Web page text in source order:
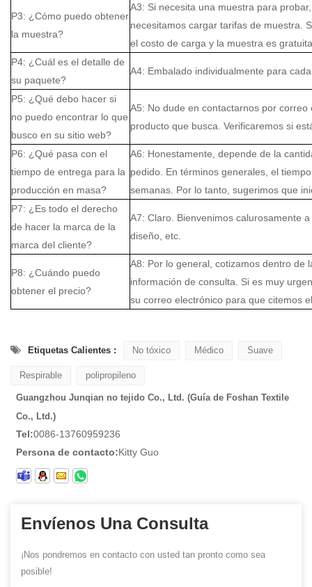
P3: ¿Cómo puedo obtener
la muestra?
A3: Si necesita una muestra para
necesitamos cargar tarifas de muestra.
el costo de carga y la muestra es
P4: ¿Cuál es el detalle de
su paquete?
A4: Embalado individualmente para
P5: ¿Qué debo hacer si
no puedo encontrar lo que
busco en su sitio web?
A5: No dude en contactarnos por
producto que busca. Verificaremos si
P6: ¿Qué pasa con el
tiempo de entrega para la
producción en masa?
A6: Honestamente, depende de la
pedido. En términos generales, el
semanas. Por lo tanto, sugerimos que
P7: ¿Es todo el derecho
de hacer la marca de la
marca del cliente?
A7: Claro. Bienvenimos calurosamente
diseño, etc.
P8: ¿Cuándo puedo
obtener el precio?
A8: Por lo general, cotizamos dentro de
información de consulta. Si es muy
su correo electrónico para que citemos
Etiquetas Calientes : No tóxico Médico Suave
Respirable polipropileno
Guangzhou Junqian no tejido Co., Ltd. (Guía de Foshan Textile
Co., Ltd.)
Tel:0086-13760959236
Persona de contacto:Kitty Guo
Envíenos Una Consulta
¡Nos pondremos en contacto con usted tan pronto como sea
posible!